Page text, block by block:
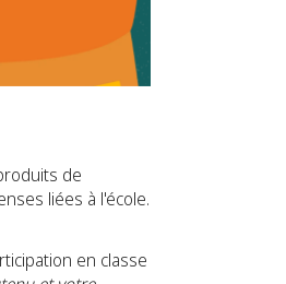
de
liées à l'école.
en classe